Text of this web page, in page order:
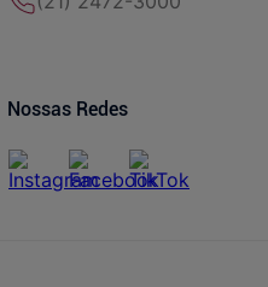
Nossas Redes